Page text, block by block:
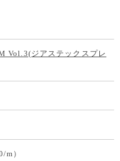
Vol.3(ジアステックスプレ
m）